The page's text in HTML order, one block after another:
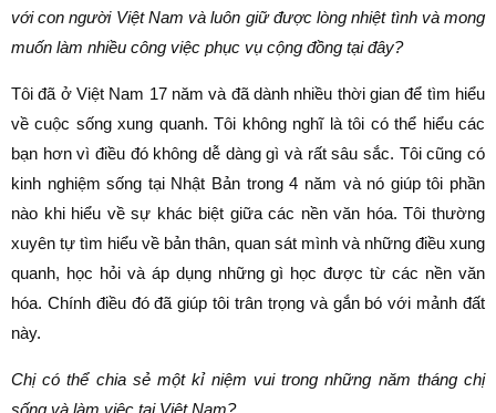
với con người Việt Nam và luôn giữ được lòng nhiệt tình và mong
muốn làm nhiều công việc phục vụ cộng đồng tại đây?
Tôi đã ở Việt Nam 17 năm và đã dành nhiều thời gian để tìm hiểu
về cuộc sống xung quanh. Tôi không nghĩ là tôi có thể hiểu các
bạn hơn vì điều đó không dễ dàng gì và rất sâu sắc. Tôi cũng có
kinh nghiệm sống tại Nhật Bản trong 4 năm và nó giúp tôi phần
nào khi hiểu về sự khác biệt giữa các nền văn hóa. Tôi thường
xuyên tự tìm hiểu về bản thân, quan sát mình và những điều xung
quanh, học hỏi và áp dụng những gì học được từ các nền văn
hóa. Chính điều đó đã giúp tôi trân trọng và gắn bó với mảnh đất
này.
Chị có thể chia sẻ một kỉ niệm vui trong những năm tháng chị
sống và làm việc tại Việt Nam?